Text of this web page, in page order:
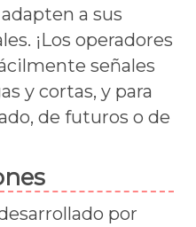
a sus
¡Los operadores
señales
y cortas, y para
de futuros o de
por